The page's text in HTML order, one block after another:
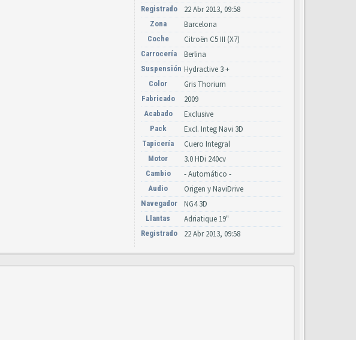
Registrado 22 Abr 2013, 09:58
Zona Barcelona
Coche Citroën C5 III (X7)
Carrocería Berlina
Suspensión Hydractive 3 +
Color Gris Thorium
Fabricado 2009
Acabado Exclusive
Pack Excl. Integ Navi 3D
Tapicería Cuero Integral
Motor 3.0 HDi 240cv
Cambio - Automático -
Audio Origen y NaviDrive
Navegador NG4 3D
Llantas Adriatique 19"
Registrado 22 Abr 2013, 09:58